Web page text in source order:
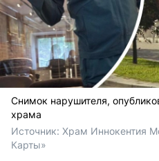
Снимок нарушителя,
храма
Источник: Храм Иннокентия
Карты»